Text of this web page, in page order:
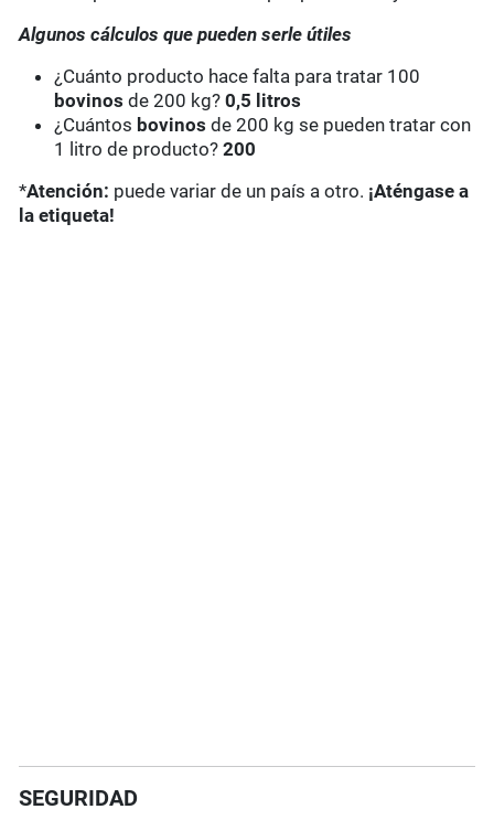
Algunos cálculos que pueden serle útiles
¿Cuánto producto hace falta para tratar 100
bovinos de 200 kg? 0,5 litros
¿Cuántos bovinos de 200 kg se pueden tratar con
1 litro de producto?200
*Atención: puede variar de un país a otro. ¡Aténgase a
la etiqueta!
SEGURIDAD